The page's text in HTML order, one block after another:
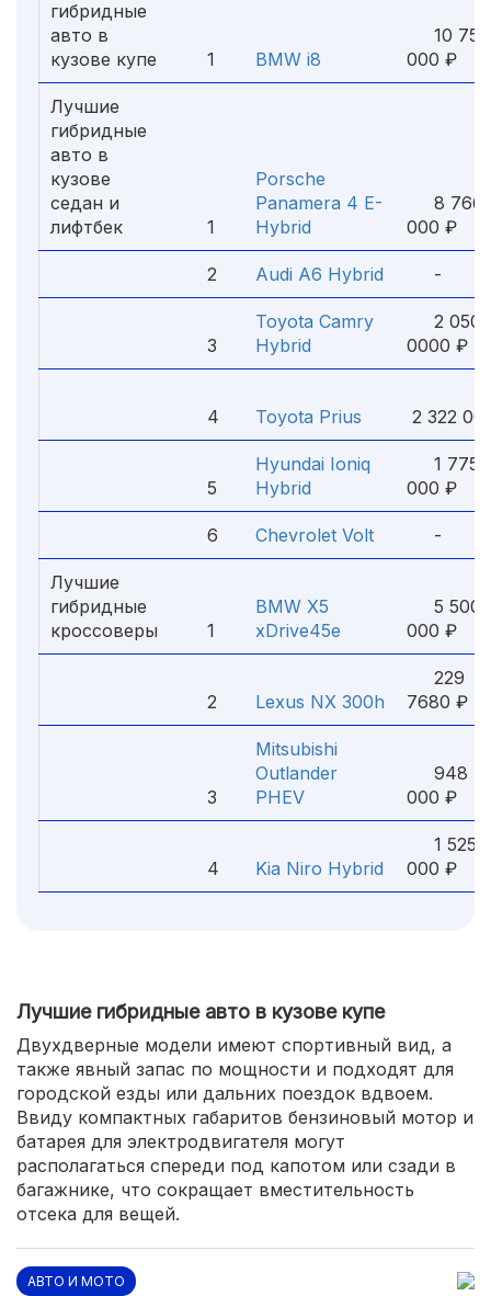
гибридные
авто в
кузове купе
1 BMW i8
10 750
000 ₽
Лучшие
гибридные
авто в
кузове
седан и
лифтбек
1
Porsche
Panamera 4 E-
Hybrid
8 766
000 ₽
2 Audi A6 Hybrid -
3
Toyota Camry
Hybrid
2 050
0000 ₽
4 Toyota Prius 2 322
5
Hyundai Ioniq
Hybrid
1 775
000 ₽
6 Chevrolet Volt -
Лучшие
гибридные
кроссоверы
1
BMW X5
xDrive45e
5 500
000 ₽
2 Lexus NX 300h
229
7680 ₽
3
Mitsubishi
Outlander
PHEV
948
000 ₽
4 Kia Niro Hybrid
1 525
000 ₽
Лучшие гибридные авто в кузове купе
Двухдверные модели имеют спортивный вид, а
также явный запас по мощности и подходят для
городской езды или дальних поездок вдвоем.
Ввиду компактных габаритов бензиновый мотор и
батарея для электродвигателя могут
располагаться спереди под капотом или сзади в
багажнике, что сокращает вместительность
отсека для вещей.
АВТО И МОТО